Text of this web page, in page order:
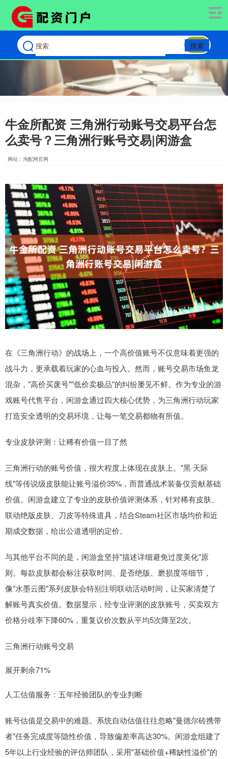
搜索
牛金所配资 三角洲行动账号交易平台怎
么卖号？三角洲行账号交易|闲游盒
网站：淘配网官网
在《三角洲行动》的战场上，一个高价值账号不仅意味着更强的
战斗力，更承载着玩家的心血与投入。然而，账号交易市场鱼龙
混杂，"高价买废号""低价卖极品"的纠纷屡见不鲜。作为专业的游
戏账号代售平台，闲游盒通过四大核心优势，为三角洲行动玩家
打造安全透明的交易环境，让每一笔交易都物有所值。
专业皮肤评测：让稀有价值一目了然
三角洲行动的账号价值，很大程度上体现在皮肤上。"黑·天际
线"等传说级皮肤能让账号溢价35%，而普通战术装备仅贡献基础
价值。闲游盒建立了专业的皮肤价值评测体系，针对稀有皮肤、
联动绝版皮肤、刀皮等特殊道具，结合Steam社区市场均价和近
期成交数据，给出公道透明的定价。
与其他平台不同的是，闲游盒坚持"描述详细避免过度美化"原
则。每款皮肤都会标注获取时间、是否绝版、磨损度等细节，
像"水墨云图"系列皮肤会特别注明联动活动时间，让买家清楚了
解账号真实价值。数据显示，经专业评测的皮肤账号，买卖双方
价格分歧率下降60%，重复议价次数从平均5次降至2次。
三角洲行动账号交易
展开剩余71%
人工估值服务：五年经验团队的专业判断
账号估值是交易中的难题。系统自动估值往往忽略"曼德尔砖携带
者"任务完成度等隐性价值，导致偏差率高达30%。闲游盒组建了
5年以上行业经验的评估师团队，采用"基础价值+稀缺性溢价"的